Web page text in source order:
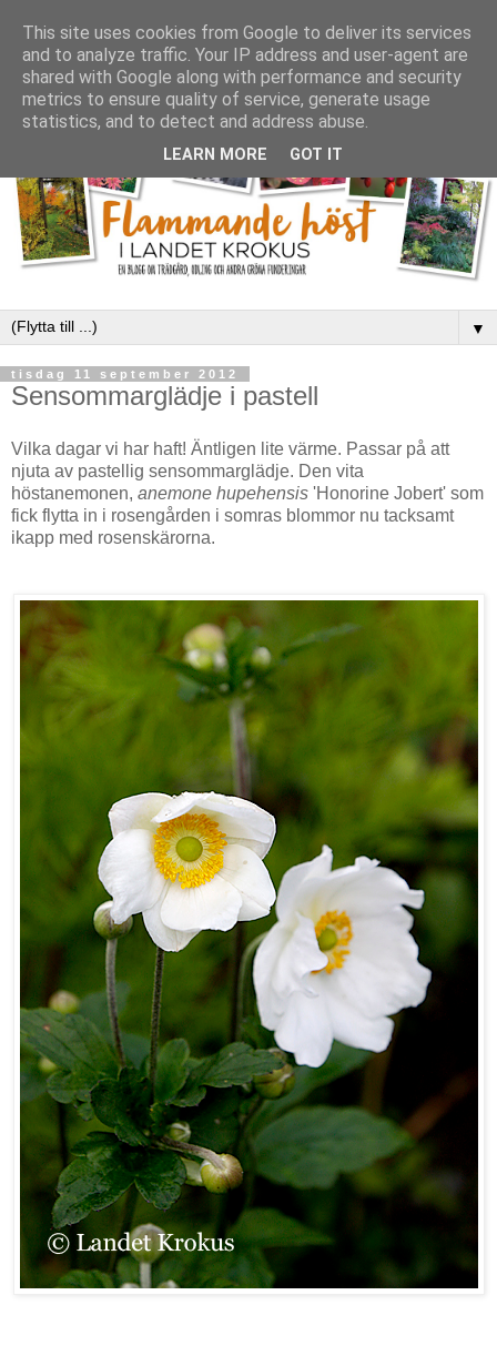
▼
tisdag 11 september 2012
Sensommarglädje i pastell
Vilka dagar vi har haft! Äntligen lite värme. Passar på att
njuta av pastellig sensommarglädje. Den vita
höstanemonen, anemone hupehensis 'Honorine Jobert' som
fick flytta in i rosengården i somras blommor nu tacksamt
ikapp med rosenskärorna.
This site uses cookies from Google to deliver its services
and to analyze traffic. Your IP address and user-agent are
shared with Google along with performance and security
metrics to ensure quality of service, generate usage
statistics, and to detect and address abuse.
LEARN MORE GOT IT